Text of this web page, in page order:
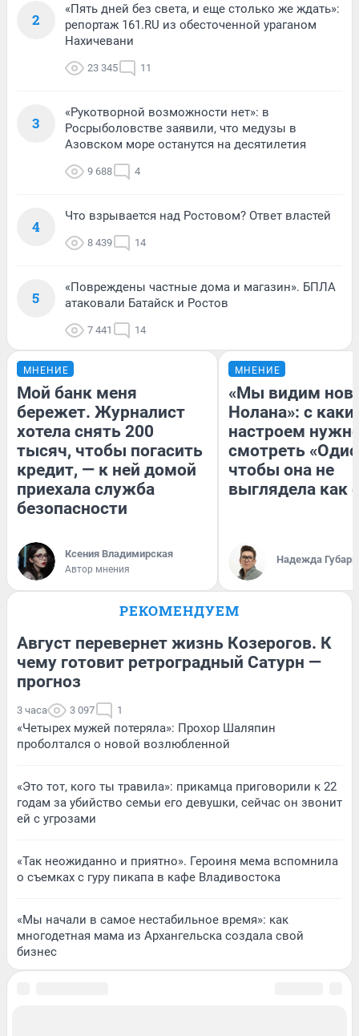
2
«Пять дней без света, и еще столько же ждать»:
репортаж 161.RU из обесточенной ураганом
Нахичевани
23 345 11
3
«Рукотворной возможности нет»: в
Росрыболовстве заявили, что медузы в
Азовском море останутся на десятилетия
9 688 4
4
Что взрывается над Ростовом? Ответ властей
8 439 14
5
«Повреждены частные дома и магазин». БПЛА
атаковали Батайск и Ростов
7 441 14
МНЕНИЕ
Мой банк меня
бережет. Журналист
хотела снять 200
тысяч, чтобы погасить
кредит, — к ней домой
приехала служба
безопасности
Ксения Владимирская
Автор мнения
МНЕНИЕ
«Мы видим
Нолана»: с
настроем
смотреть
чтобы она не
выглядела как
Надежда Губарь
РЕКОМЕНДУЕМ
Август перевернет жизнь Козерогов. К
чему готовит ретроградный Сатурн —
прогноз
3 часа 3 097 1
«Четырех мужей потеряла»: Прохор Шаляпин
проболтался о новой возлюбленной
«Это тот, кого ты травила»: прикамца приговорили к 22
годам за убийство семьи его девушки, сейчас он звонит
ей с угрозами
«Так неожиданно и приятно». Героиня мема вспомнила
о съемках с гуру пикапа в кафе Владивостока
«Мы начали в самое нестабильное время»: как
многодетная мама из Архангельска создала свой
бизнес